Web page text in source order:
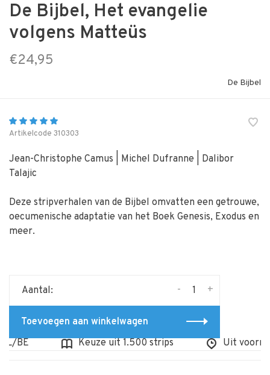
De Bijbel, Het evangelie
volgens Matteüs
€24,95
De Bijbel
Artikelcode 310303
Jean-Christophe Camus | Michel Dufranne | Dalibor
Talajic
Deze stripverhalen van de Bijbel omvatten een getrouwe,
oecumenische adaptatie van het Boek Genesis, Exodus en
meer.
Aantal: +
-
Toevoegen aan winkelwagen
BE
Keuze uit 1.500 strips Uit voorraad